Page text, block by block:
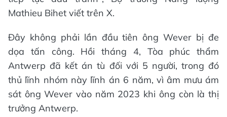
Mathieu Bihet viết trên X.
Đây không phải lần đầu tiên ông Wever bị đe
dọa tấn công. Hồi tháng 4, Tòa phúc thẩm
Antwerp đã kết án tù đối với 5 người, trong đó
thủ lĩnh nhóm này lĩnh án 6 năm, vì âm mưu ám
sát ông Wever vào năm 2023 khi ông còn là thị
trưởng Antwerp.